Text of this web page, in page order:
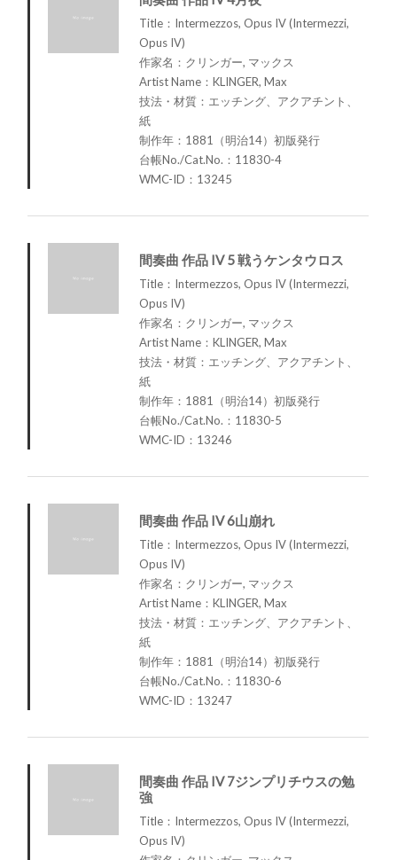
Title：Intermezzos, Opus IV (Intermezzi,
Opus IV)
作家名：クリンガー, マックス
Artist Name：KLINGER, Max
技法・材質：エッチング、アクアチント、
紙
制作年：1881（明治14）初版発行
台帳No./Cat.No.：11830-4
WMC-ID：13245
間奏曲 作品 IV 5 戦うケンタウロス
Title：Intermezzos, Opus IV (Intermezzi,
Opus IV)
作家名：クリンガー, マックス
Artist Name：KLINGER, Max
技法・材質：エッチング、アクアチント、
紙
制作年：1881（明治14）初版発行
台帳No./Cat.No.：11830-5
WMC-ID：13246
間奏曲 作品 IV 6山崩れ
Title：Intermezzos, Opus IV (Intermezzi,
Opus IV)
作家名：クリンガー, マックス
Artist Name：KLINGER, Max
技法・材質：エッチング、アクアチント、
紙
制作年：1881（明治14）初版発行
台帳No./Cat.No.：11830-6
WMC-ID：13247
間奏曲 作品 IV 7ジンプリチウスの勉
強
Title：Intermezzos, Opus IV (Intermezzi,
Opus IV)